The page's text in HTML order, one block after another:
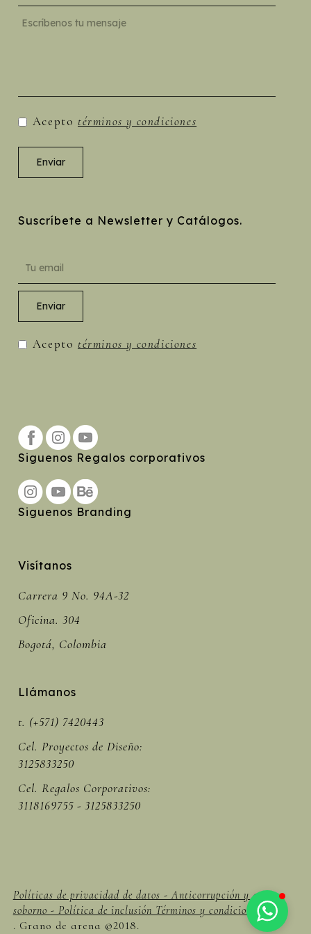
Acepto términos y condiciones
Suscríbete a Newsletter y Catálogos.
Acepto términos y condiciones
Siguenos Regalos corporativos
Siguenos Branding
Visítanos
Carrera 9 No. 94A-32
Oficina. 304
Bogotá, Colombia
Llámanos
t. (+571) 7420443
Cel. Proyectos de Diseño:
3125833250
Cel. Regalos Corporativos:
3118169755 - 3125833250
Políticas de privacidad de datos - Anticorrupción y anti
soborno - Política de inclusión Términos y condiciones -
. Grano de arena ©2018.